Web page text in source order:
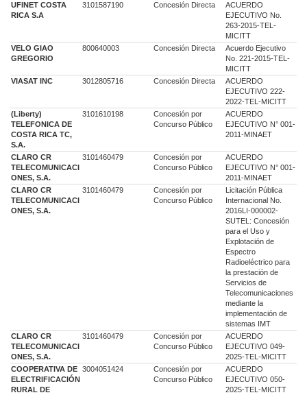
UFINET COSTA
RICA S.A
3101587190 Concesión Directa
ACUERDO
EJECUTIVO No.
263-2015-TEL-
MICITT
VELO GIAO
GREGORIO
800640003 Concesión Directa
Acuerdo Ejecutivo
No. 221-2015-TEL-
MICITT
VIASAT INC
3012805716 Concesión Directa
ACUERDO
EJECUTIVO 222-
2022-TEL-MICITT
(Liberty)
TELEFONICA DE
COSTA RICA TC,
S.A.
3101610198
Concesión por
Concurso Público
ACUERDO
EJECUTIVO N° 001-
2011-MINAET
CLARO CR
TELECOMUNICACI
ONES, S.A.
3101460479
Concesión por
Concurso Público
ACUERDO
EJECUTIVO N° 001-
2011-MINAET
CLARO CR
TELECOMUNICACI
ONES, S.A.
3101460479
Concesión por
Concurso Público
Licitación Pública
Internacional No.
2016LI-000002-
SUTEL: Concesión
para el Uso y
Explotación de
Espectro
Radioeléctrico para
la prestación de
Servicios de
Telecomunicaciones
mediante la
implementación de
sistemas IMT
CLARO CR
TELECOMUNICACI
ONES, S.A.
3101460479
Concesión por
Concurso Público
ACUERDO
EJECUTIVO 049-
2025-TEL-MICITT
COOPERATIVA DE
ELECTRIFICACIÓN
RURAL DE
3004051424
Concesión por
Concurso Público
ACUERDO
EJECUTIVO 050-
2025-TEL-MICITT